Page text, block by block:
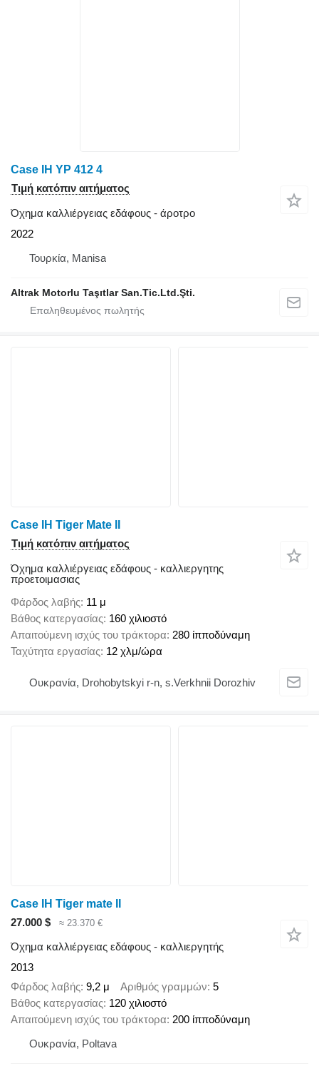
Case IH YP 412 4
Τιμή κατόπιν αιτήματος
Όχημα καλλιέργειας εδάφους - άροτρο
2022
Τουρκία, Manisa
Altrak Motorlu Taşıtlar San.Tic.Ltd.Şti.
Case IH Tiger Mate II
Τιμή κατόπιν αιτήματος
Όχημα καλλιέργειας εδάφους - καλλιεργητης
προετοιμασιας
Φάρδος λαβής 11 μ
Βάθος κατεργασίας 160 χιλιοστό
Απαιτούμενη ισχύς του τράκτορα 280 ίπποδύναμη
Ταχύτητα εργασίας 12 χλμ/ώρα
Ουκρανία, Drohobytskyi r-n, s.Verkhnii Dorozhiv
Case IH Tiger mate II
27.000 $
≈ 23.370 €
Όχημα καλλιέργειας εδάφους - καλλιεργητής
2013
Φάρδος λαβής 9,2 μ Αριθμός γραμμών 5
Βάθος κατεργασίας 120 χιλιοστό
Απαιτούμενη ισχύς του τράκτορα 200 ίπποδύναμη
Ουκρανία, Poltava